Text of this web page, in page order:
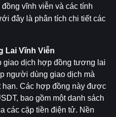
vĩnh viễn và các tính
đây là phân tích chi tiết các
Lai Vĩnh Viễn
giao dịch hợp đồng tương lai
người dùng giao dịch mà
hạn. Các hợp đồng này được
bao gồm một danh sách
các cặp tiền điện tử. Nền